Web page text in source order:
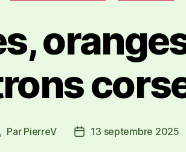
Par PierreV 13 septembre 2025